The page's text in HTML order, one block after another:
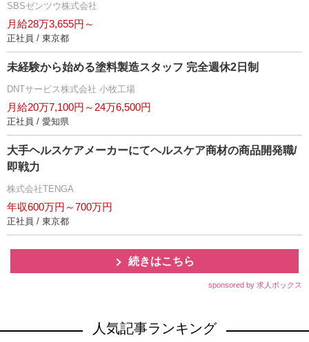
SBSゼンツウ株式会社
月給28万3,655円～
正社員 / 東京都
未経験から始める塗料製造スタッフ 完全週休2日制
DNTサービス株式会社 小牧工場
月給20万7,100円～24万6,500円
正社員 / 愛知県
大手ヘルスケアメーカーにてヘルスケア商材の商品開発職/
即戦力
株式会社TENGA
年収600万円～700万円
正社員 / 東京都
続きはこちら
sponsored by 求人ボックス
人気記事ランキング